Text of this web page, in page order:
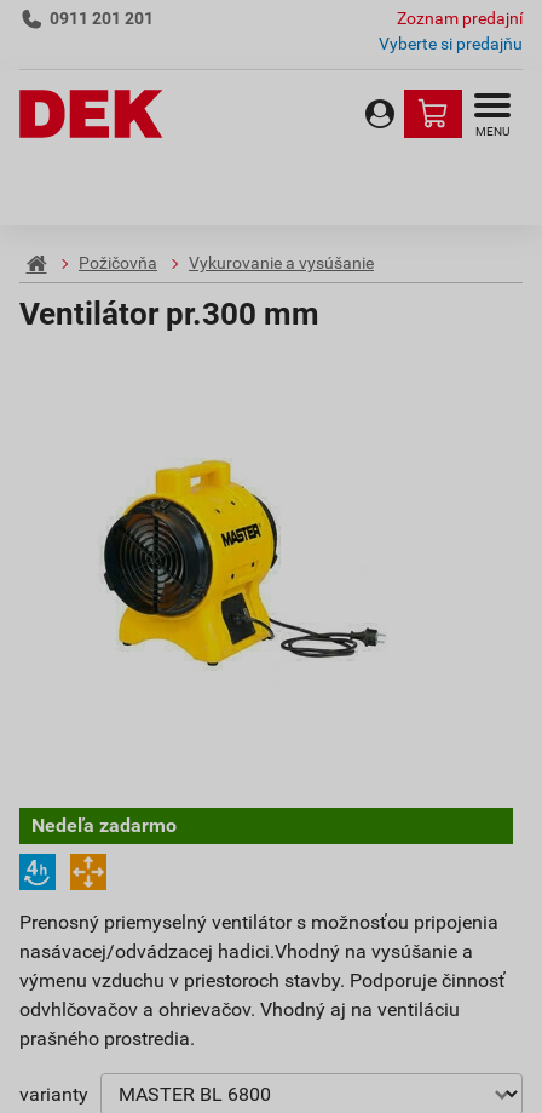
0911 201 201
Zoznam predajní
Vyberte si predajňu
MENU
Požičovňa Vykurovanie a vysúšanie
Ventilátor pr.300 mm
Nedeľa zadarmo
Prenosný priemyselný ventilátor s možnosťou pripojenia
nasávacej/odvádzacej hadici.Vhodný na vysúšanie a
výmenu vzduchu v priestoroch stavby. Podporuje činnosť
odvhlčovačov a ohrievačov. Vhodný aj na ventiláciu
prašného prostredia.
varianty